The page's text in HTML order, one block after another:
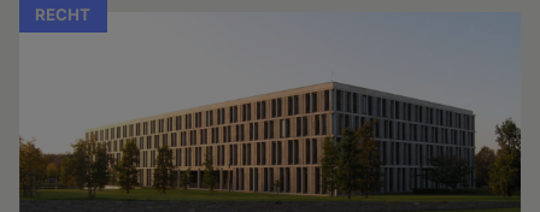
RECHT